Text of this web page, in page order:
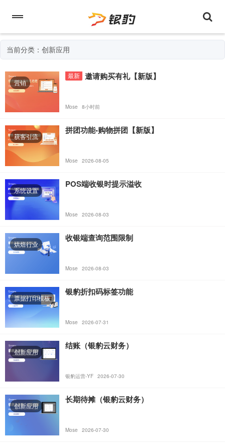
当前分类：创新应用
营销
最新 邀请购买有礼【新版】
Mose 8小时前
获客引流
拼团功能-购物拼团【新版】
Mose 2026-08-05
系统设置
POS端收银时提示溢收
Mose 2026-08-03
烘焙行业
收银端查询范围限制
Mose 2026-08-03
票据打印模板
银豹折扣码标签功能
Mose 2026-07-31
创新应用
结账（银豹云财务）
银豹运营-YF 2026-07-30
创新应用
长期待摊（银豹云财务）
Mose 2026-07-30